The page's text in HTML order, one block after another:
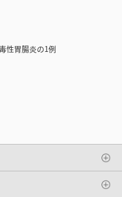
性胃腸炎の1例